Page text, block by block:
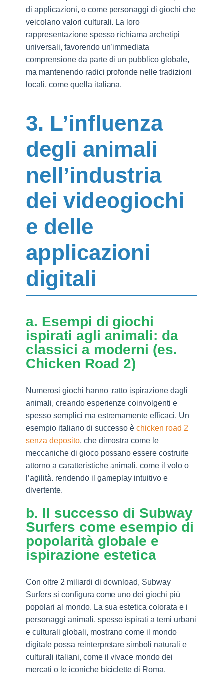
di applicazioni, o come personaggi di giochi che
veicolano valori culturali. La loro
rappresentazione spesso richiama archetipi
universali, favorendo un’immediata
comprensione da parte di un pubblico globale,
ma mantenendo radici profonde nelle tradizioni
locali, come quella italiana.
3. L’influenza
degli animali
nell’industria
dei videogiochi
e delle
applicazioni
digitali
a. Esempi di giochi
ispirati agli animali: da
classici a moderni (es.
Chicken Road 2)
Numerosi giochi hanno tratto ispirazione dagli
animali, creando esperienze coinvolgenti e
spesso semplici ma estremamente efficaci. Un
esempio italiano di successo è chicken road 2
senza deposito, che dimostra come le
meccaniche di gioco possano essere costruite
attorno a caratteristiche animali, come il volo o
l’agilità, rendendo il gameplay intuitivo e
divertente.
b. Il successo di Subway
Surfers come esempio di
popolarità globale e
ispirazione estetica
Con oltre 2 miliardi di download, Subway
Surfers si configura come uno dei giochi più
popolari al mondo. La sua estetica colorata e i
personaggi animali, spesso ispirati a temi urbani
e culturali globali, mostrano come il mondo
digitale possa reinterpretare simboli naturali e
culturali italiani, come il vivace mondo dei
mercati o le iconiche biciclette di Roma.